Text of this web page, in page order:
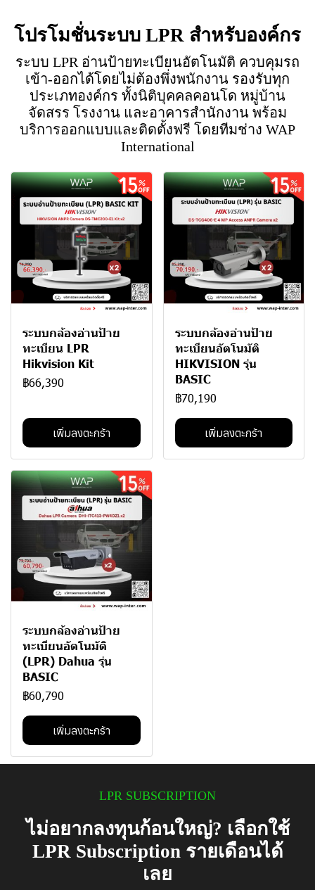
โปรโมชั่นระบบ LPR สำหรับองค์กร
ระบบ LPR อ่านป้ายทะเบียนอัตโนมัติ ควบคุมรถ
เข้า-ออกได้โดยไม่ต้องพึ่งพนักงาน รองรับทุก
ประเภทองค์กร ทั้งนิติบุคคลคอนโด หมู่บ้าน
จัดสรร โรงงาน และอาคารสำนักงาน พร้อม
บริการออกแบบและติดตั้งฟรี โดยทีมช่าง WAP
International
ระบบกล้องอ่านป้าย
ทะเบียน LPR
Hikvision Kit
฿66,390
เพิ่มลงตะกร้า
ระบบกล้องอ่านป้าย
ทะเบียนอัตโนมัติ
HIKVISION รุ่น
BASIC
฿70,190
เพิ่มลงตะกร้า
ระบบกล้องอ่านป้าย
ทะเบียนอัตโนมัติ
(LPR) Dahua รุ่น
BASIC
฿60,790
เพิ่มลงตะกร้า
LPR SUBSCRIPTION
ไม่อยากลงทุนก้อนใหญ่? เลือกใช้
LPR Subscription รายเดือนได้
เลย